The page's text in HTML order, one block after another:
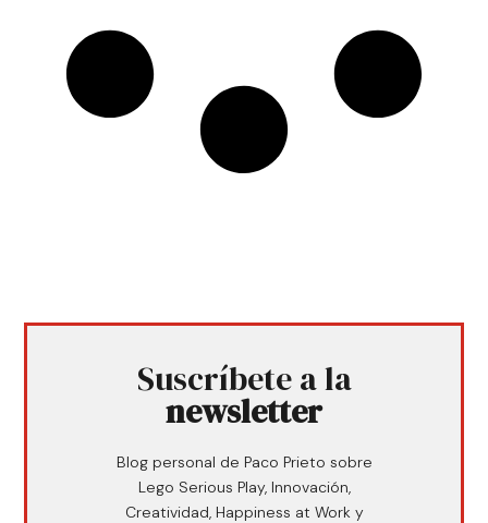
Suscríbete a la
newsletter
Blog personal de Paco Prieto sobre
Lego Serious Play, Innovación,
Creatividad, Happiness at Work y